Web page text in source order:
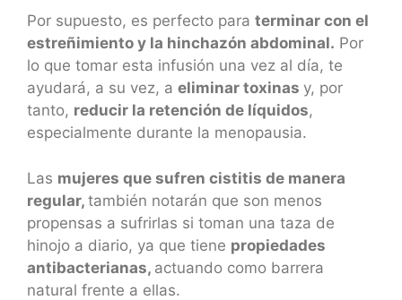
Por supuesto, es perfecto para terminar con el
estreñimiento y la hinchazón abdominal. Por
lo que tomar esta infusión una vez al día, te
ayudará, a su vez, a eliminar toxinas y, por
tanto, reducir la retención de líquidos,
especialmente durante la menopausia.
Las mujeres que sufren cistitis de manera
regular, también notarán que son menos
propensas a sufrirlas si toman una taza de
hinojo a diario, ya que tiene propiedades
antibacterianas, actuando como barrera
natural frente a ellas.